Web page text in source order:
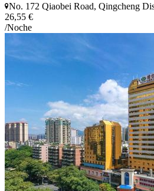
No. 172 Qiaobei Road, Qingcheng
26,55 €
/Noche